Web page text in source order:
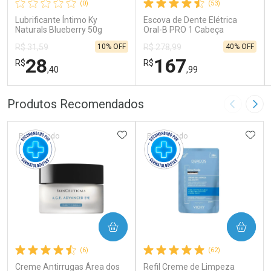
(0)
Lubrificante Íntimo Ky
Naturals Blueberry 50g
R$ 31,59
R$28,40
10% OFF
FECHAR
Comprar sem Desconto
FECHAR
Por Menos
Comprar sem Desconto
(53)
Escova de Dente Elétrica
Oral-B PRO 1 Cabeça
Redonda Recarregável 1
Unidade
R$ 278,99
R$167,99
40% OFF
Comprar sem Desconto
Por Menos
Comprar sem Desconto
Produtos Recomendados Imagem
(6)
Creme Antirrugas Área dos
Patrocinado ADICIONAR AOS FAVORITOS
COMPRAR
(62)
Refil Creme de Limpeza
Patrocinado
COMPRAR